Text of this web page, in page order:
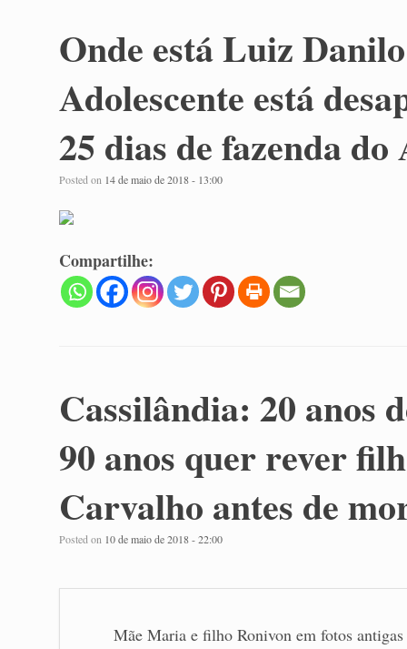
Onde está Luiz
Adolescente está
25 dias de fazenda
Posted on 14 de maio de 2018 - 13:00
Compartilhe:
Cassilândia: 20 anos
90 anos quer rever
Carvalho antes de
Posted on 10 de maio de 2018 - 22:00
Mãe Maria e filho Ronivon em fotos antigas